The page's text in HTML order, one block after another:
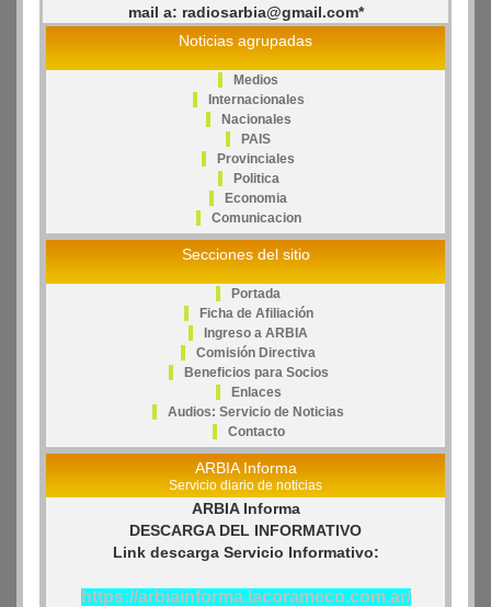
mail a: radiosarbia@gmail.com*
Noticias agrupadas
Medios
Internacionales
Nacionales
PAIS
Provinciales
Politica
Economia
Comunicacion
Secciones del sitio
Portada
Ficha de Afiliación
Ingreso a ARBIA
Comisión Directiva
Beneficios para Socios
Enlaces
Audios: Servicio de Noticias
Contacto
ARBIA Informa
Servicio diario de noticias
ARBIA Informa
DESCARGA DEL INFORMATIVO
Link descarga Servicio Informativo:
https://arbiainforma.lacorameco.com.ar/